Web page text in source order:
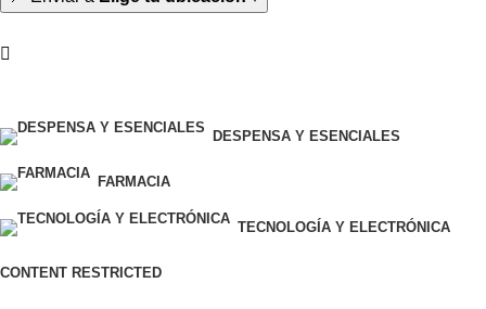
DESPENSA Y ESENCIALES
FARMACIA
TECNOLOGÍA Y ELECTRÓNICA
CONTENT RESTRICTED